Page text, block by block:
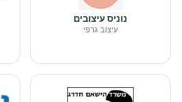
נוניס עיצובים
עיצוב גרפי